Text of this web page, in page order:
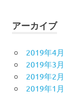
アーカイブ
2019年4月
2019年3月
2019年2月
2019年1月